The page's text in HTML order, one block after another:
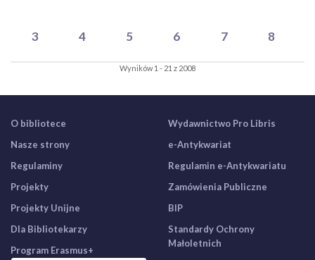
3 4 5 6 7 8
Wyników 1 - 21 z 2008
O bibliotece
Nasze strony
Regulaminy
Projekty
Projekty Unijne
Dla Bibliotekarzy
Program Erasmus+
Wydawnictwo Pro Libris
e-Antykwariat
Regulamin e-Antykwariatu
Zamówienia Publiczne
BIP
Standardy Ochrony
Małoletnich